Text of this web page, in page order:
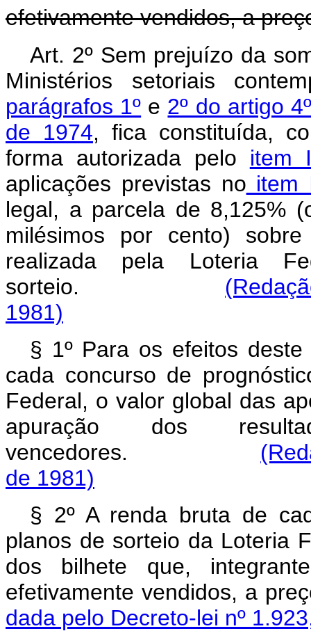
efetivamente vendidos, a
Art. 2º Sem prejuízo da
Ministérios setoriais
parágrafos 1º e 2º do artigo
de 1974, fica constituída,
forma autorizada pelo item
aplicações previstas no item
legal, a parcela de 8,125%
milésimos por cento)
realizada pela Loteria
sorteio.
1981)
§ 1º Para os efeitos
cada concurso de
Federal, o valor global das
apuração dos
vencedores.
de 1981)
§ 2º A renda bruta de
planos de sorteio da Loteria
dos bilhete que,
efetivamente
dada pelo Decreto-lei nº